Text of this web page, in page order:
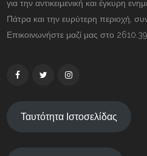
για την αντικειμενική και έγκυρη
Πάτρα και την ευρύτερη περιοχή,
Επικοινωνήστε μαζί μας στο
Ταυτότητα Ιστοσελίδας